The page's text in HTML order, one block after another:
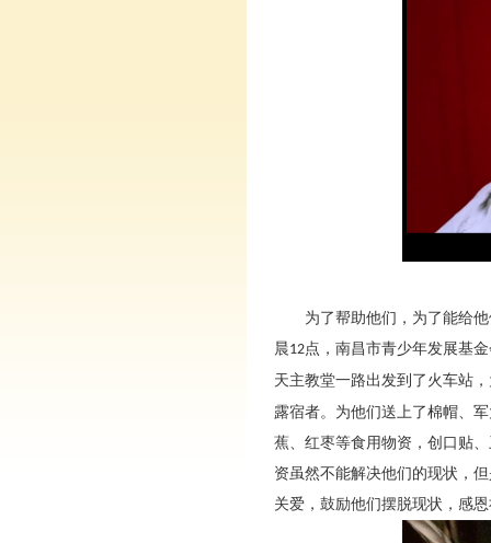
为了帮助他们，为了能给
晨12点，南昌市青少年发展基
天主教堂一路出发到了火车站
露宿者。为他们送上了棉帽、
蕉、红枣等食用物资，创口贴
资虽然不能解决他们的现状，
关爱，鼓励他们摆脱现状，感